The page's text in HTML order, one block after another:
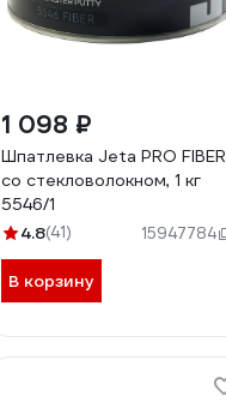
1 098 ₽
Шпатлевка Jeta PRO FIBER
со стекловолокном, 1 кг
5546/1
4.8(41) 15947784
В корзину